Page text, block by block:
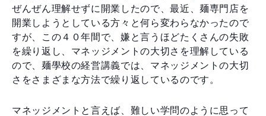
ぜんぜん理解せずに開業したので、最近、麺専門店を
開業しようとしている方々と何ら変わらなかったので
すが、この４０年間で、嫌と言うほどたくさんの失敗
を繰り返し、マネッジメントの大切さを理解している
ので、麺學校の経営講義では、マネッジメントの大切
さをさまざまな方法で繰り返しているのです。
マネッジメントと言えば、難しい学問のように思って